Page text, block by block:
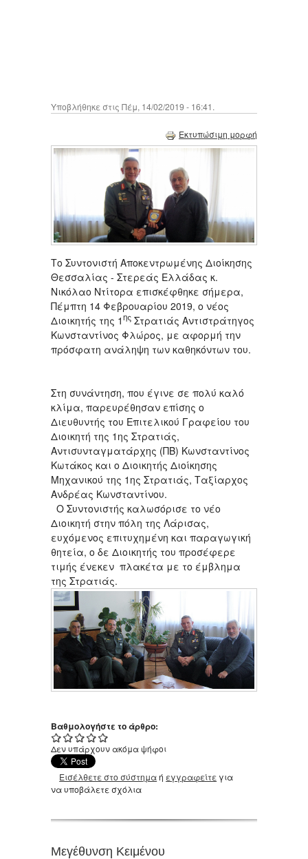
Υποβλήθηκε στις Πέμ, 14/02/2019 - 16:41.
Εκτυπώσιμη μορφή
Το Συντονιστή Αποκεντρωμένης Διοίκησης
Θεσσαλίας - Στερεάς Ελλάδας κ.
Νικόλαο Ντίτορα επισκέφθηκε σήμερα,
Πέμπτη 14 Φεβρουαρίου 2019, ο νέος
Διοικητής της 1ης Στρατιάς Αντιστράτηγος
Κωνσταντίνος Φλώρος, με αφορμή την
πρόσφατη ανάληψη των καθηκόντων του.
Στη συνάντηση, που έγινε σε πολύ καλό
κλίμα, παρευρέθησαν επίσης ο
Διευθυντής του Επιτελικού Γραφείου του
Διοικητή της 1ης Στρατιάς,
Αντισυνταγματάρχης (ΠΒ) Κωνσταντίνος
Κωτάκος και ο Διοικητής Διοίκησης
Μηχανικού της 1ης Στρατιάς, Ταξίαρχος
Ανδρέας Κωνσταντίνου.
Ο Συντονιστής καλωσόρισε το νέο
Διοικητή στην πόλη της Λάρισας,
ευχόμενος επιτυχημένη και παραγωγική
θητεία, ο δε Διοικητής του προσέφερε
τιμής ένεκεν πλακέτα με το έμβλημα
της Στρατιάς.
Βαθμολογήστε το άρθρο:
Δεν υπάρχουν ακόμα ψήφοι
Εισέλθετε στο σύστημαή εγγραφείτε για
να υποβάλετε σχόλια
Μεγέθυνση Κειμένου